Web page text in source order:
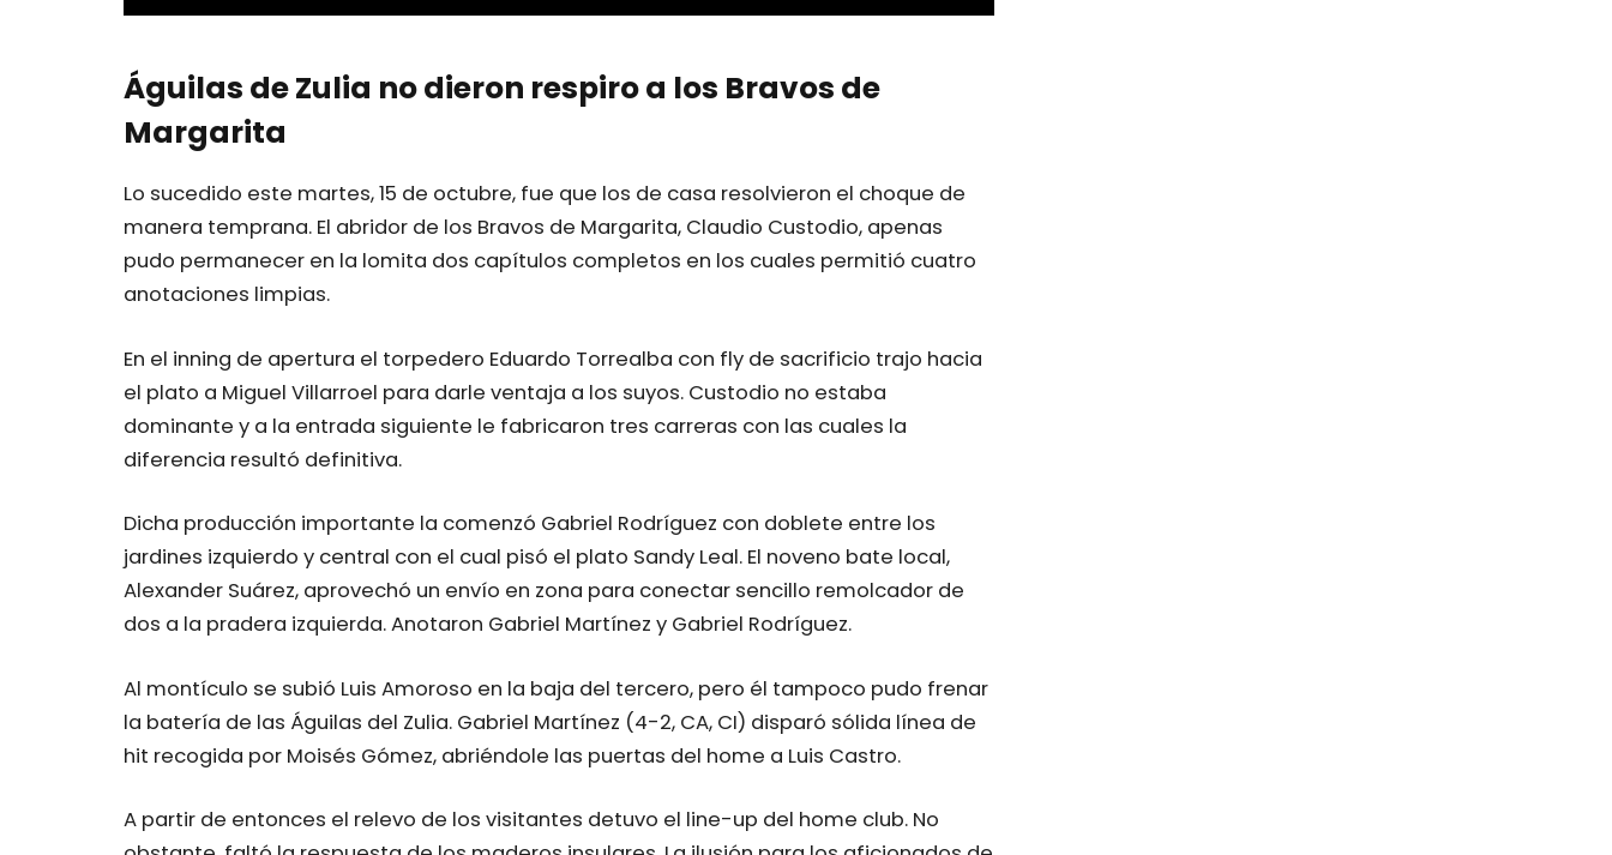
Águilas de Zulia no dieron respiro a los Bravos de
Margarita
Lo sucedido este martes, 15 de octubre, fue que los de casa resolvieron el choque de
manera temprana. El abridor de los Bravos de Margarita, Claudio Custodio, apenas
pudo permanecer en la lomita dos capítulos completos en los cuales permitió cuatro
anotaciones limpias.
En el inning de apertura el torpedero Eduardo Torrealba con fly de sacrificio trajo hacia
el plato a Miguel Villarroel para darle ventaja a los suyos. Custodio no estaba
dominante y a la entrada siguiente le fabricaron tres carreras con las cuales la
diferencia resultó definitiva.
Dicha producción importante la comenzó Gabriel Rodríguez con doblete entre los
jardines izquierdo y central con el cual pisó el plato Sandy Leal. El noveno bate local,
Alexander Suárez, aprovechó un envío en zona para conectar sencillo remolcador de
dos a la pradera izquierda. Anotaron Gabriel Martínez y Gabriel Rodríguez.
Al montículo se subió Luis Amoroso en la baja del tercero, pero él tampoco pudo frenar
la batería de las Águilas del Zulia. Gabriel Martínez (4-2, CA, CI) disparó sólida línea de
hit recogida por Moisés Gómez, abriéndole las puertas del home a Luis Castro.
A partir de entonces el relevo de los visitantes detuvo el line-up del home club. No